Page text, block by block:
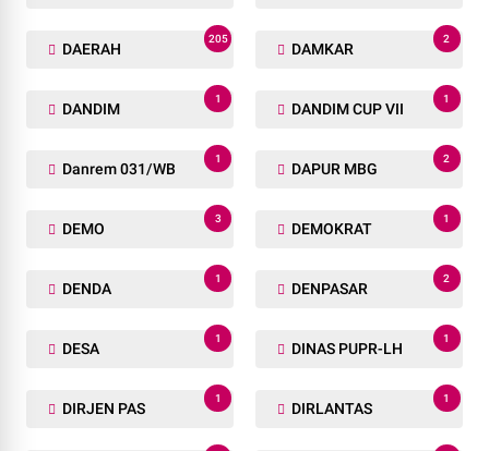
DAERAH
205
DAMKAR
2
DANDIM
1
DANDIM CUP VII
1
Danrem 031/WB
1
DAPUR MBG
2
DEMO
3
DEMOKRAT
1
DENDA
1
DENPASAR
2
DESA
1
DINAS PUPR-LH
1
DIRJEN PAS
1
DIRLANTAS
1